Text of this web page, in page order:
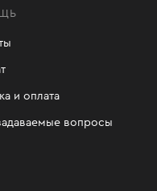
и оплата
вопросы